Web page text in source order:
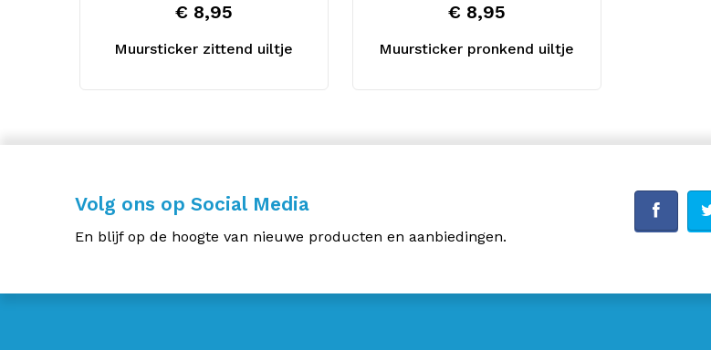
Muursticker zittend uiltje
€ 8,95
Muursticker pronkend uiltje
€ 8,95
Volg ons op Social Media
En blijf op de hoogte van nieuwe producten en aanbiedingen.